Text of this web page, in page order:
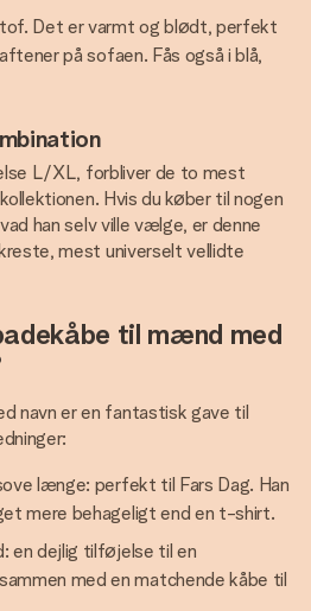
Det er varmt og blødt, perfekt
på sofaen. Fås også i blå,
L/XL, forbliver de to mest
Hvis du køber til nogen
han selv ville vælge, er denne
mest universelt vellidte
til mænd med
navn er en fantastisk gave til
længe: perfekt til Fars Dag. Han
mere behageligt end en t-shirt.
en dejlig tilføjelse til en
med en matchende kåbe til